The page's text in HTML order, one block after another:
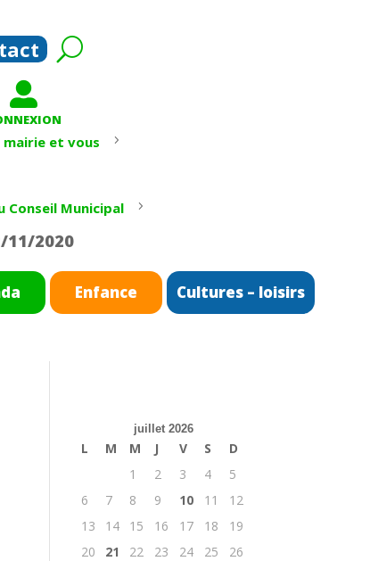

mairie et vous 5
Conseil Municipal 5
11/2020
Enfance Cultures – loisirs
juillet 2026
L M M J V S
D
1
2 3 4
5
6
7 8 9 10 11
12
13
14 15 16 17 18
19
20
21 22 23 24 25
26